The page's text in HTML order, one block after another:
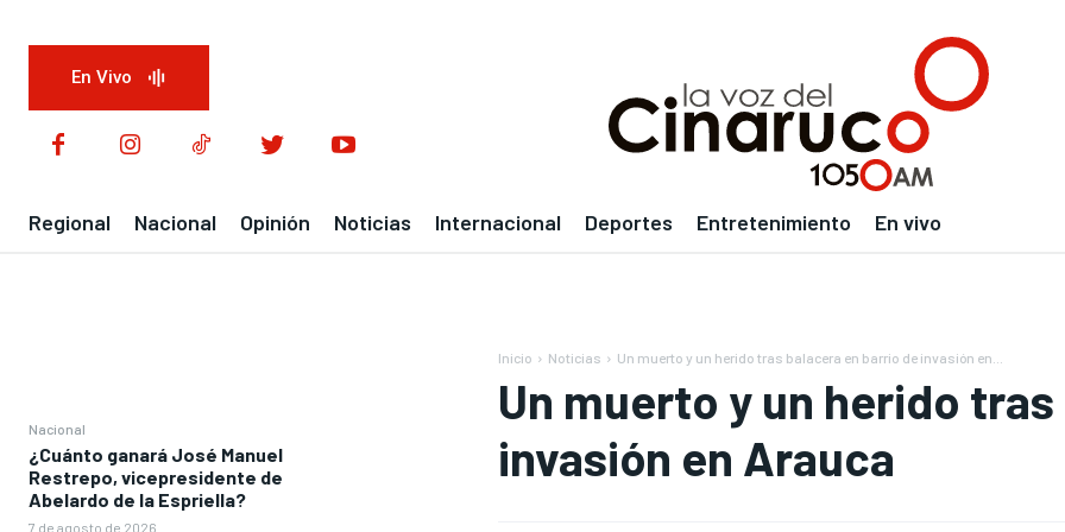
En Vivo
Regional Nacional Opinión Noticias Internacional Deportes Entretenimiento En vivo
Nacional
¿Cuánto ganará José Manuel
Restrepo, vicepresidente de
Abelardo de la Espriella?
7 de agosto de 2026
Inicio Noticias Un muerto y un herido tras balacera en barrio de invasión en...
Un muerto y un herido
invasión en Arauca